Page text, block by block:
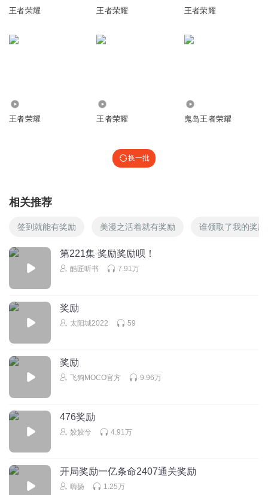
王者荣耀 王者荣耀 王者荣耀
王者荣耀 王者荣耀 鬼岛王者荣耀
换一批
相关推荐
签到就能有奖励 美漫之活着就有奖励 谁领取了我的奖励
第221集 奖励奖励呗！
酷匠听书 7.91万
奖励
太阳城2022 59
奖励
飞狗MOCO官方 9.96万
476奖励
姣姣兮 4.91万
开局奖励一亿条命2407通关奖励
嗨扬 1.25万